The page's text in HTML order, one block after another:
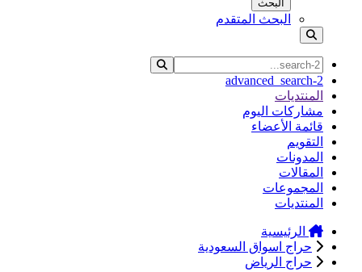
البحث
البحث المتقدم
advanced_search-2
المنتديات
مشاركات اليوم
قائمة الأعضاء
التقويم
المدونات
المقالات
المجموعات
المنتديات
الرئيسية
حراج اسواق السعودية
حراج الرياض